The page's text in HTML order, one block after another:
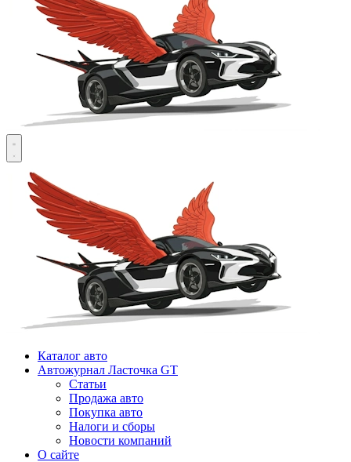
Каталог авто
Автожурнал Ласточка GT
Статьи
Продажа авто
Покупка авто
Налоги и сборы
Новости компаний
О сайте